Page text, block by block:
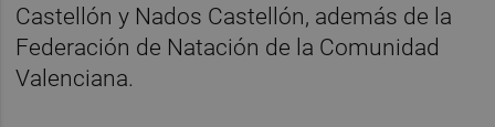
Castellón y Nados Castellón, además de la
Federación de Natación de la Comunidad
Valenciana.